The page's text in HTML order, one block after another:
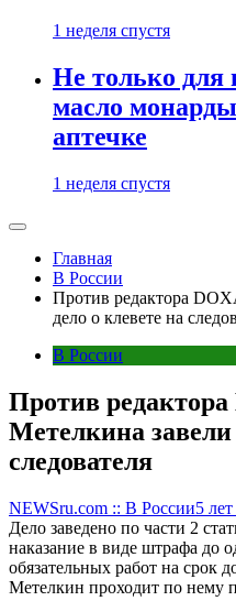
1 неделя спустя
Не только для
масло
аптечке
1 неделя спустя
Главная
В России
Против редактора
дело о клевете на
В России
Против
Метелкина завели
следователя
NEWSru.com :: В России5
Дело заведено по части 2
наказание в виде штрафа до
обязательных работ на срок
Метелкин проходит по нему